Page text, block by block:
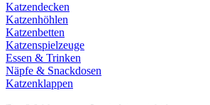
Katzendecken
Katzenhöhlen
Katzenbetten
Katzenspielzeuge
Essen & Trinken
Näpfe & Snackdosen
Katzenklappen